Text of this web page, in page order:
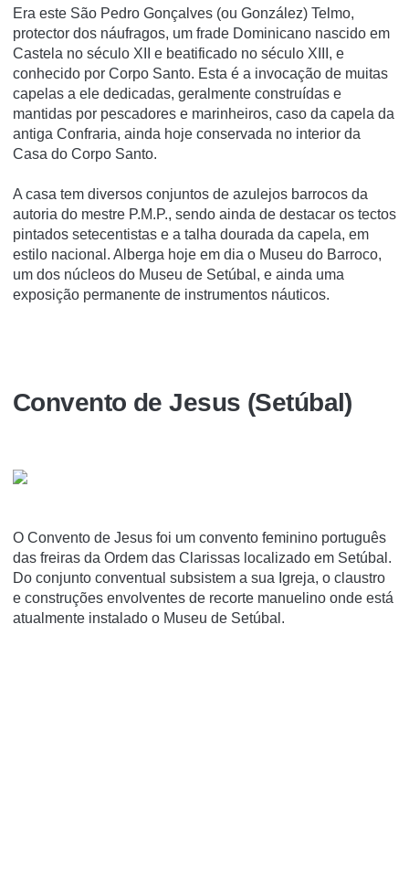
Era este São Pedro Gonçalves (ou González) Telmo,
protector dos náufragos, um frade Dominicano nascido em
Castela no século XII e beatificado no século XIII, e
conhecido por Corpo Santo. Esta é a invocação de muitas
capelas a ele dedicadas, geralmente construídas e
mantidas por pescadores e marinheiros, caso da capela da
antiga Confraria, ainda hoje conservada no interior da
Casa do Corpo Santo.
A casa tem diversos conjuntos de azulejos barrocos da
autoria do mestre P.M.P., sendo ainda de destacar os tectos
pintados setecentistas e a talha dourada da capela, em
estilo nacional. Alberga hoje em dia o Museu do Barroco,
um dos núcleos do Museu de Setúbal, e ainda uma
exposição permanente de instrumentos náuticos.
Convento de Jesus (Setúbal)
O Convento de Jesus foi um convento feminino português
das freiras da Ordem das Clarissas localizado em Setúbal.
Do conjunto conventual subsistem a sua Igreja, o claustro
e construções envolventes de recorte manuelino onde está
atualmente instalado o Museu de Setúbal.